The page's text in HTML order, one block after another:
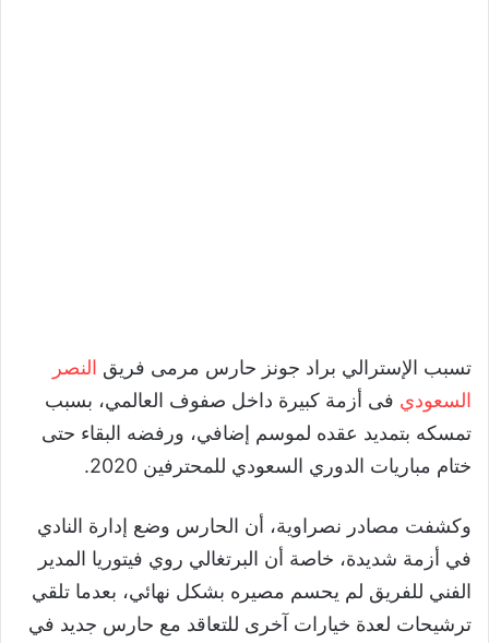
تسبب الإسترالي براد جونز حارس مرمى فريق النصر
السعودي فى أزمة كبيرة داخل صفوف العالمي، بسبب
تمسكه بتمديد عقده لموسم إضافي، ورفضه البقاء حتى
ختام مباريات الدوري السعودي للمحترفين 2020.
وكشفت مصادر نصراوية، أن الحارس وضع إدارة النادي
في أزمة شديدة، خاصة أن البرتغالي روي فيتوريا المدير
الفني للفريق لم يحسم مصيره بشكل نهائي، بعدما تلقي
ترشيحات لعدة خيارات آخرى للتعاقد مع حارس جديد في